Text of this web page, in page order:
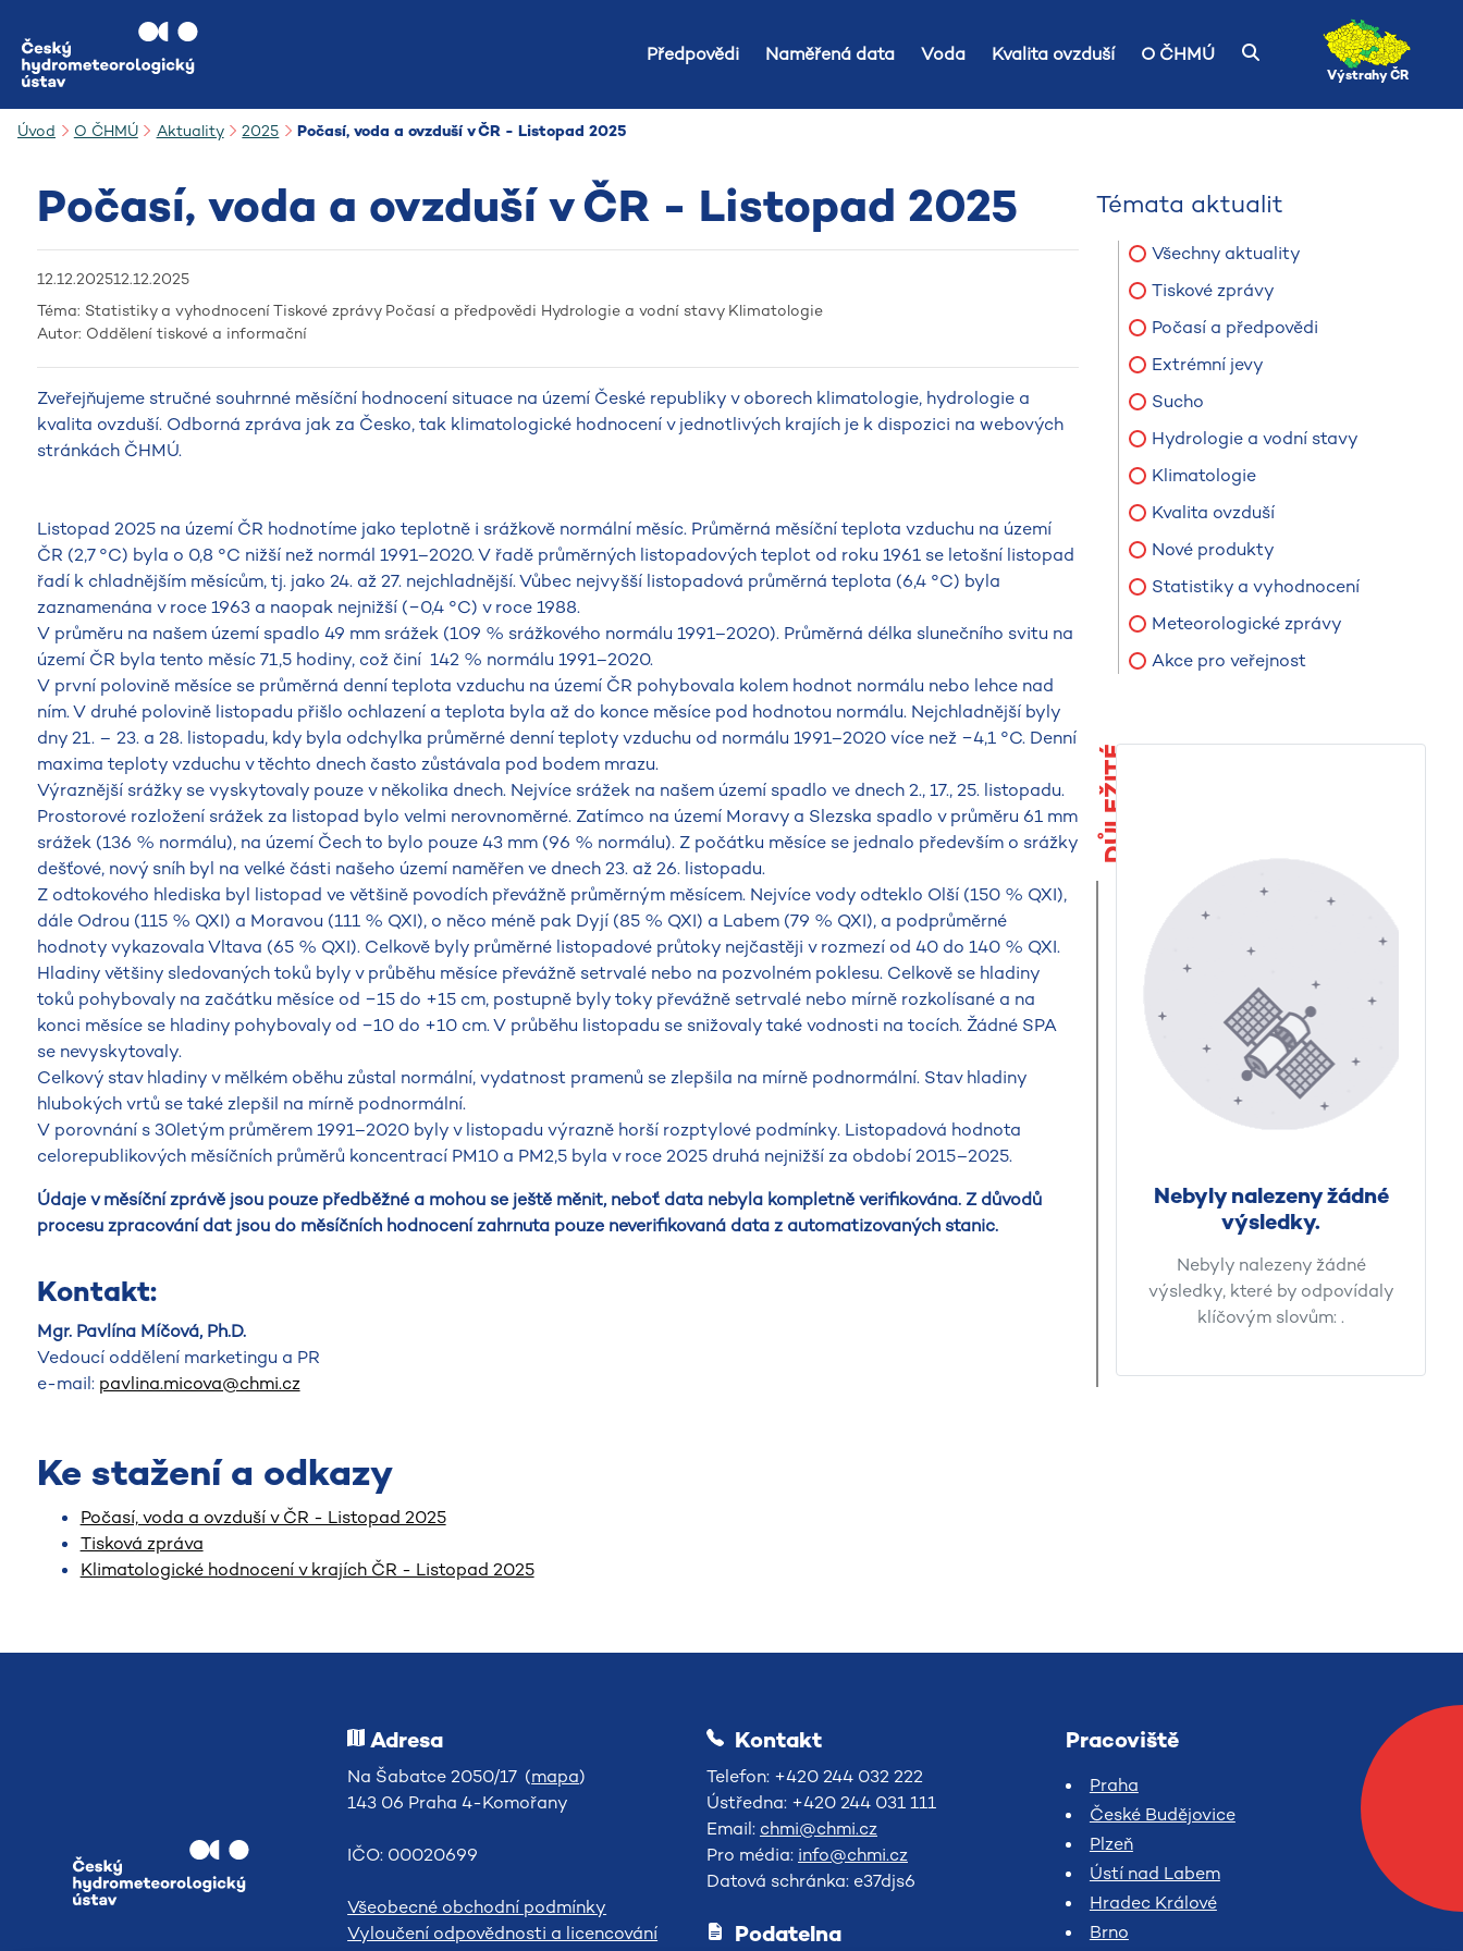
Předpovědi
Naměřená data Voda Kvalita ovzduší O ČHMÚ
Výstrahy ČR
Úvod O ČHMÚ Aktuality 2025 Počasí, voda a ovzduší v ČR - Listopad 2025
Počasí, voda a ovzduší v ČR - Listopad 2025
12.12.202512.12.2025
Téma: Statistiky a vyhodnoceníTiskové zprávy Počasí a předpovědi Hydrologie a vodní stavy Klimatologie
Autor: Oddělení tiskové a informační
Zveřejňujeme stručné souhrnné měsíční hodnocení situace na území České republiky v oborech klimatologie, hydrologie a
kvalita ovzduší. Odborná zpráva jak za Česko, tak klimatologické hodnocení v jednotlivých krajích je k dispozici na webových
stránkách ČHMÚ.
Listopad 2025 na území ČR hodnotíme jako teplotně i srážkově normální měsíc. Průměrná měsíční teplota vzduchu na území
ČR (2,7 °C) byla o 0,8 °C nižší než normál 1991–2020. V řadě průměrných listopadových teplot od roku 1961 se letošní listopad
řadí k chladnějším měsícům, tj. jako 24. až 27. nejchladnější. Vůbec nejvyšší listopadová průměrná teplota (6,4 °C) byla
zaznamenána v roce 1963 a naopak nejnižší (−0,4 °C) v roce 1988.
V průměru na našem území spadlo 49 mm srážek (109 % srážkového normálu 1991–2020). Průměrná délka slunečního svitu na
území ČR byla tento měsíc 71,5 hodiny, což činí 142 % normálu 1991–2020.
V první polovině měsíce se průměrná denní teplota vzduchu na území ČR pohybovala kolem hodnot normálu nebo lehce nad
ním. V druhé polovině listopadu přišlo ochlazení a teplota byla až do konce měsíce pod hodnotou normálu. Nejchladnější byly
dny 21. – 23. a 28. listopadu, kdy byla odchylka průměrné denní teploty vzduchu od normálu 1991–2020 více než −4,1 °C. Denní
maxima teploty vzduchu v těchto dnech často zůstávala pod bodem mrazu.
Výraznější srážky se vyskytovaly pouze v několika dnech. Nejvíce srážek na našem území spadlo ve dnech 2., 17., 25. listopadu.
Prostorové rozložení srážek za listopad bylo velmi nerovnoměrné. Zatímco na území Moravy a Slezska spadlo v průměru 61 mm
srážek (136 % normálu), na území Čech to bylo pouze 43 mm (96 % normálu). Z počátku měsíce se jednalo především o srážky
dešťové, nový sníh byl na velké části našeho území naměřen ve dnech 23. až 26. listopadu.
Z odtokového hlediska byl listopad ve většině povodích převážně průměrným měsícem. Nejvíce vody odteklo Olší (150 % QXI),
dále Odrou (115 % QXI) a Moravou (111 % QXI), o něco méně pak Dyjí (85 % QXI) a Labem (79 % QXI), a podprůměrné
hodnoty vykazovala Vltava (65 % QXI). Celkově byly průměrné listopadové průtoky nejčastěji v rozmezí od 40 do 140 % QXI.
Hladiny většiny sledovaných toků byly v průběhu měsíce převážně setrvalé nebo na pozvolném poklesu. Celkově se hladiny
toků pohybovaly na začátku měsíce od −15 do +15 cm, postupně byly toky převážně setrvalé nebo mírně rozkolísané a na
konci měsíce se hladiny pohybovaly od −10 do +10 cm. V průběhu listopadu se snižovaly také vodnosti na tocích. Žádné SPA
se nevyskytovaly.
Celkový stav hladiny v mělkém oběhu zůstal normální, vydatnost pramenů se zlepšila na mírně podnormální. Stav hladiny
hlubokých vrtů se také zlepšil na mírně podnormální.
V porovnání s 30letým průměrem 1991–2020 byly v listopadu výrazně horší rozptylové podmínky. Listopadová hodnota
celorepublikových měsíčních průměrů koncentrací PM10 a PM2,5 byla v roce 2025 druhá nejnižší za období 2015–2025.
Údaje v měsíční zprávě jsou pouze předběžné a mohou se ještě měnit, neboť data nebyla kompletně verifikována. Z důvodů
procesu zpracování dat jsou do měsíčních hodnocení zahrnuta pouze neverifikovaná data z automatizovaných stanic.
Kontakt:
Mgr. Pavlína Míčová, Ph.D.
Vedoucí oddělení marketingu a PR
e-mail: pavlina.micova@chmi.cz
Ke stažení a odkazy
Počasí, voda a ovzduší v ČR - Listopad 2025
Tisková zpráva
Klimatologické hodnocení v krajích ČR - Listopad 2025
Témata aktualit
Všechny aktuality
Tiskové zprávy
Počasí a předpovědi
Extrémní jevy
Sucho
Hydrologie a vodní stavy
Klimatologie
Kvalita ovzduší
Nové produkty
Statistiky a vyhodnocení
Meteorologické zprávy
Akce pro veřejnost
DŮLEŽITÉ
Nebyly nalezeny žádné
výsledky.
Nebyly nalezeny žádné
výsledky, které by odpovídaly
klíčovým slovům:.
Adresa
Na Šabatce 2050/17 (mapa)
143 06 Praha 4-Komořany
IČO: 00020699
Všeobecné obchodní podmínky
Vyloučení odpovědnosti a licencování
Kontakt
Telefon: +420 244 032 222
Ústředna: +420 244 031 111
Email: chmi@chmi.cz
Pro média: info@chmi.cz
Datová schránka: e37djs6
Podatelna
Pracoviště
Praha
České Budějovice
Plzeň
Ústí nad Labem
Hradec Králové
Brno